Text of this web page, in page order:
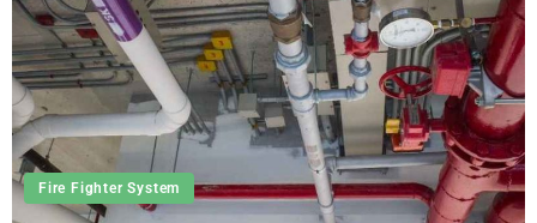
Fire Fighter System